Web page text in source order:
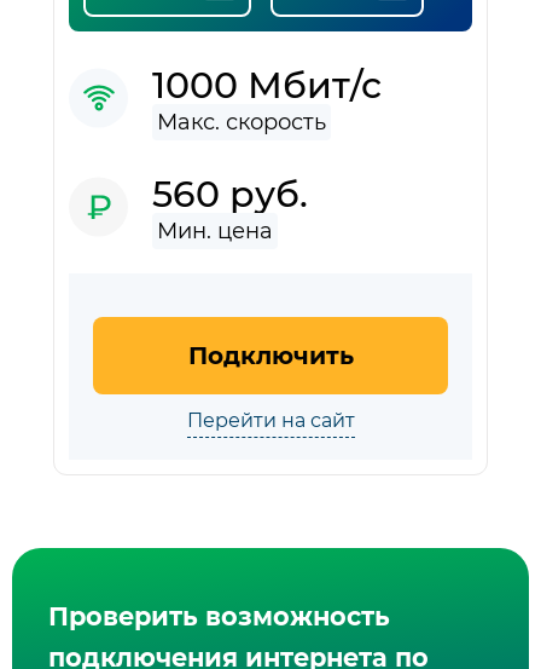
1000 Мбит/с
560 руб.
Подключить
Перейти на сайт
Проверить возможность
подключения интернета по